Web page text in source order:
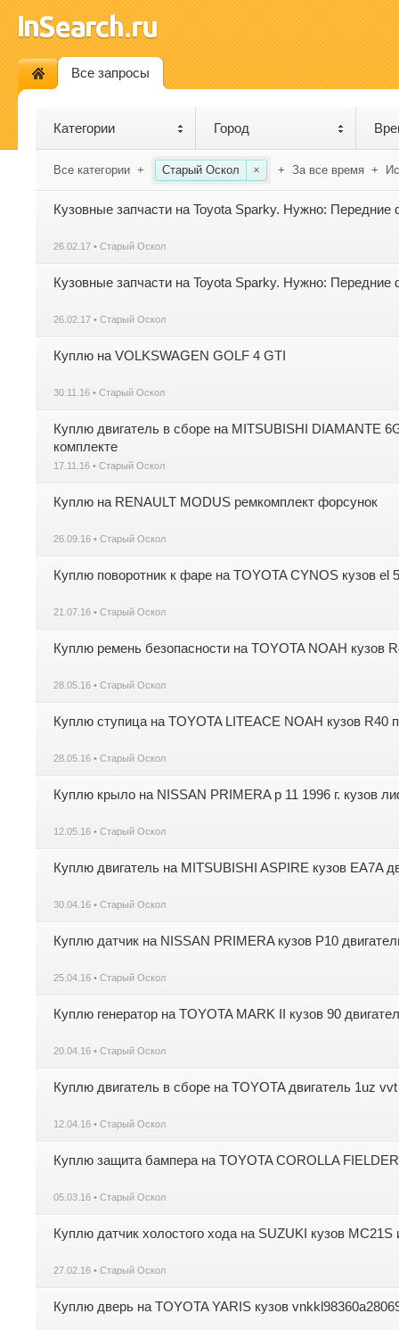
Все запросы
Категории Город
Все категории + Старый Оскол × + За все время +
Кузовные запчасти на Toyota Sparky. Нужно:
26.02.17 • Старый Оскол
Кузовные запчасти на Toyota Sparky. Нужно:
26.02.17 • Старый Оскол
Куплю на VOLKSWAGEN GOLF 4 GTI
30.11.16 • Старый Оскол
Куплю двигатель в сборе на MITSUBISHI DIAMANTE
комплекте
17.11.16 • Старый Оскол
Куплю на RENAULT MODUS ремкомплект форсунок
26.09.16 • Старый Оскол
Куплю поворотник к фаре на TOYOTA CYNOS кузов el
21.07.16 • Старый Оскол
Куплю ремень безопасности на TOYOTA NOAH кузов
28.05.16 • Старый Оскол
Куплю ступица на TOYOTA LITEACE NOAH кузов R40
28.05.16 • Старый Оскол
Куплю крыло на NISSAN PRIMERA p 11 1996 г. кузов
12.05.16 • Старый Оскол
Куплю двигатель на MITSUBISHI ASPIRE кузов EA7A
30.04.16 • Старый Оскол
Куплю датчик на NISSAN PRIMERA кузов Р10
25.04.16 • Старый Оскол
Куплю генератор на TOYOTA MARK II кузов 90
20.04.16 • Старый Оскол
Куплю двигатель в сборе на TOYOTA двигатель 1uz vvt
12.04.16 • Старый Оскол
Куплю защита бампера на TOYOTA COROLLA FIELDER
05.03.16 • Старый Оскол
Куплю датчик холостого хода на SUZUKI кузов
27.02.16 • Старый Оскол
Куплю дверь на TOYOTA YARIS кузов